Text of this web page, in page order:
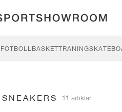
FOTBOLLBASKETTRÄNING
11 artiklar